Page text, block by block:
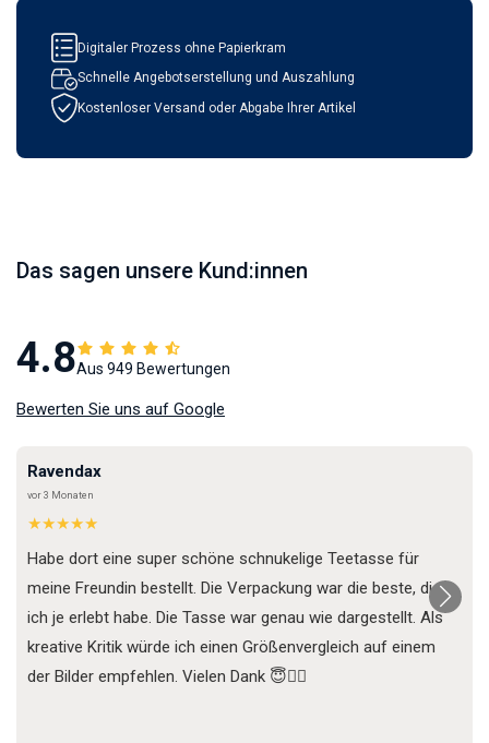
Digitaler Prozess ohne Papierkram
Schnelle Angebotserstellung und Auszahlung
Kostenloser Versand oder Abgabe Ihrer Artikel
Das sagen unsere Kund:innen
4.8Aus 949 Bewertungen
Bewerten Sie uns auf Google
Ravendax
vor 3 Monaten
★★★★★
Habe dort eine super schöne schnukelige Teetasse für
meine Freundin bestellt. Die Verpackung war die beste, die
ich je erlebt habe. Die Tasse war genau wie dargestellt. Als
kreative Kritik würde ich einen Größenvergleich auf einem
der Bilder empfehlen. Vielen Dank 😇✌🏼